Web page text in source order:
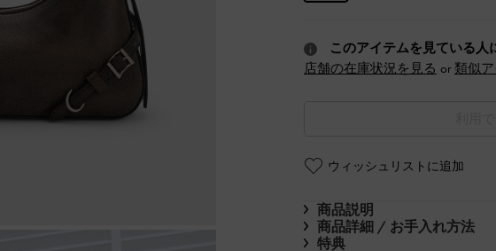
このアイテムを見ている人
店舗の在庫状況を見る or 類似
ウィッシュリストに追加
商品説明
商品詳細 / お手入れ方法
特典